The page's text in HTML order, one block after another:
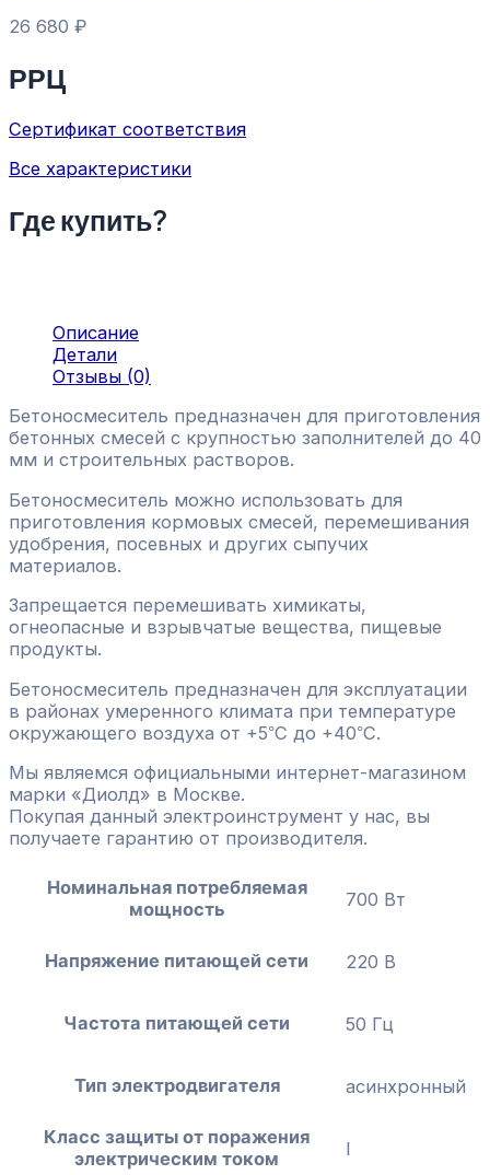
26 680 ₽
РРЦ
Сертификат соответствия
Все характеристики
Где купить?
Описание
Детали
Отзывы (0)
Бетоносмеситель предназначен для приготовления
бетонных смесей с крупностью заполнителей до 40
мм и строительных растворов.
Бетоносмеситель можно использовать для
приготовления кормовых смесей, перемешивания
удобрения, посевных и других сыпучих
материалов.
Запрещается перемешивать химикаты,
огнеопасные и взрывчатые вещества, пищевые
продукты.
Бетоносмеситель предназначен для эксплуатации
в районах умеренного климата при температуре
окружающего воздуха от +5°С до +40°С.
Мы являемся официальными интернет-магазином
марки «Диолд» в Москве.
Покупая данный электроинструмент у нас, вы
получаете гарантию от производителя.
Номинальная потребляемая
мощность
700 Вт
Напряжение питающей сети 220 В
Частота питающей сети 50 Гц
Тип электродвигателя асинхронный
Класс защиты от поражения
электрическим током
I